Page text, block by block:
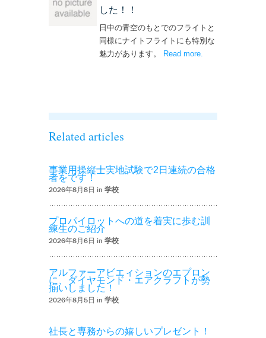
した！！
日中の青空のもとでのフライトと
同様にナイトフライトにも特別な
魅力があります。 Read more
Related articles
事業用操縦士実地試験で2日連続の合格
者をです！
2026年8月8日 in 学校
プロパイロットへの道を着実に歩む訓
練生のご紹介
2026年8月6日 in 学校
アルファーアビエィションのエプロン
に、ダイヤモンド・エアクラフトが勢
揃いしました！
2026年8月5日 in 学校
社長と専務からの嬉しいプレゼント！